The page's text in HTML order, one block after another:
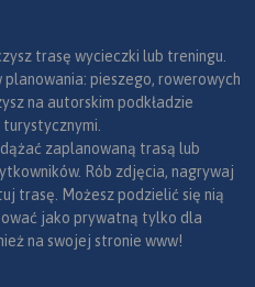
trasę wycieczki lub treningu.
pieszego, rowerowych
na autorskim podkładzie
zaplanowaną trasą lub
Rób zdjęcia, nagrywaj
trasę. Możesz podzielić się nią
jako prywatną tylko dla
na swojej stronie www!